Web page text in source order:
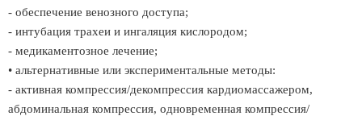
- обеспечение венозного доступа;
- интубация трахеи и ингаляция кислородом;
- медикаментозное лечение;
• альтернативные или экспериментальные методы:
- активная компрессия/декомпрессия кардиомассажером,
абдоминальная компрессия, одновременная компрессия/